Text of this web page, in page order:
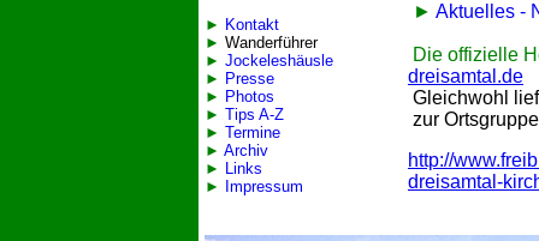
► Kontakt
► Wanderführer
► Jockeleshäusle
► Presse
► Photos
► Tips A-Z
► Termine
► Archiv
► Links
►
Impressum
► Aktuelles -
Die offizielle
dreisamtal.de
Gleichwohl
zur
http://
dreisamtal-